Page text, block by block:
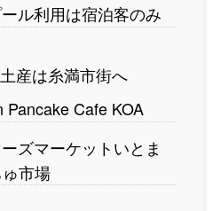
ル利用は宿泊客のみ
産は糸満市街へ
Pancake Cafe KOA
ズマーケットいとま
市場